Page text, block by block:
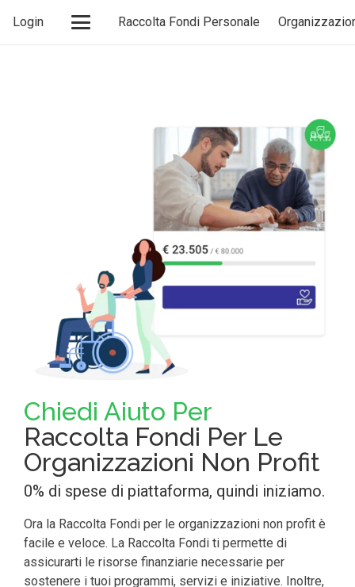
Login Raccolta Fondi Personale
Chiedi Aiuto Per
Raccolta Fondi Per Le
Organizzazioni Non Profit
0% di spese di piattaforma, quindi iniziamo.
Ora la Raccolta Fondi per le organizzazioni non profit è
facile e veloce. La Raccolta Fondi ti permette di
assicurarti le risorse finanziarie necessarie per
sostenere i tuoi programmi, servizi e iniziative. Inoltre,